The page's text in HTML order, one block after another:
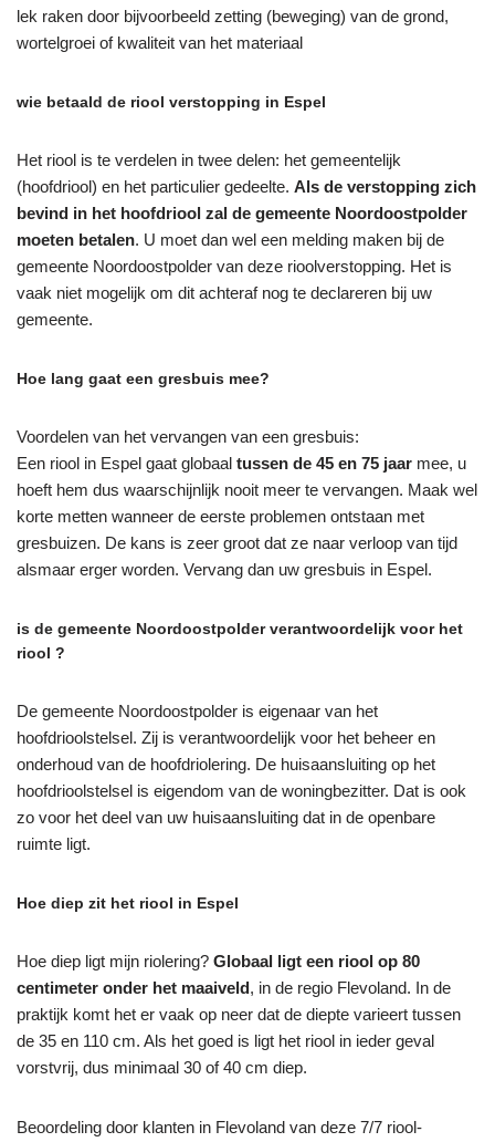
lek raken door bijvoorbeeld zetting (beweging) van de grond,
wortelgroei of kwaliteit van het materiaal
wie betaald de riool verstopping in Espel
Het riool is te verdelen in twee delen: het gemeentelijk
(hoofdriool) en het particulier gedeelte. Als de verstopping zich
bevind in het hoofdriool zal de gemeente Noordoostpolder
moeten betalen. U moet dan wel een melding maken bij de
gemeente Noordoostpolder van deze rioolverstopping. Het is
vaak niet mogelijk om dit achteraf nog te declareren bij uw
gemeente.
Hoe lang gaat een gresbuis mee?
Voordelen van het vervangen van een gresbuis:
Een riool in Espel gaat globaal tussen de 45 en 75 jaar mee, u
hoeft hem dus waarschijnlijk nooit meer te vervangen. Maak wel
korte metten wanneer de eerste problemen ontstaan met
gresbuizen. De kans is zeer groot dat ze naar verloop van tijd
alsmaar erger worden. Vervang dan uw gresbuis in Espel.
is de gemeente Noordoostpolder verantwoordelijk voor het
riool ?
De gemeente Noordoostpolder is eigenaar van het
hoofdrioolstelsel. Zij is verantwoordelijk voor het beheer en
onderhoud van de hoofdriolering. De huisaansluiting op het
hoofdrioolstelsel is eigendom van de woningbezitter. Dat is ook
zo voor het deel van uw huisaansluiting dat in de openbare
ruimte ligt.
Hoe diep zit het riool in Espel
Hoe diep ligt mijn riolering? Globaal ligt een riool op 80
centimeter onder het maaiveld, in de regio Flevoland. In de
praktijk komt het er vaak op neer dat de diepte varieert tussen
de 35 en 110 cm. Als het goed is ligt het riool in ieder geval
vorstvrij, dus minimaal 30 of 40 cm diep.
Beoordeling door klanten in Flevoland van deze 7/7 riool-